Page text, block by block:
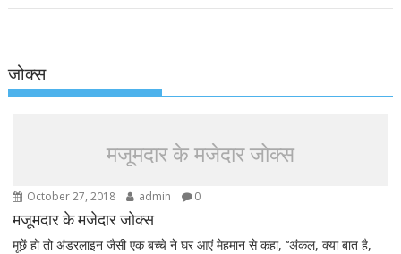
जोक्स
मजूमदार के मजेदार जोक्स
October 27, 2018 admin 0
मजूमदार के मजेदार जोक्स
मूछें हो तो अंडरलाइन जैसी एक बच्चे ने घर आएं मेहमान से कहा, ‘‘अंकल, क्या बात है,